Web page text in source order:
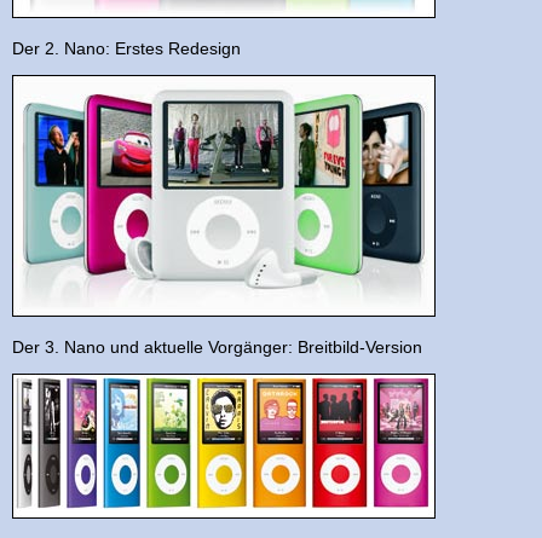
Der 2. Nano: Erstes Redesign
Der 3. Nano und aktuelle Vorgänger: Breitbild-Version